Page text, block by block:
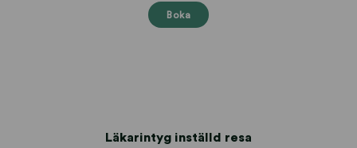
Boka
Läkarintyg inställd resa